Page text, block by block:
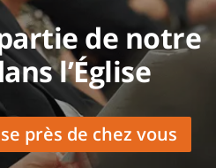
de notre
l’Église
près de chez vous